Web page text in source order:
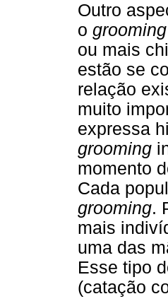
Outro
o grooming
ou mais
estão se
relação
muito
expressa
grooming
momento
Cada
grooming.
mais
uma das
Esse tipo
(catação